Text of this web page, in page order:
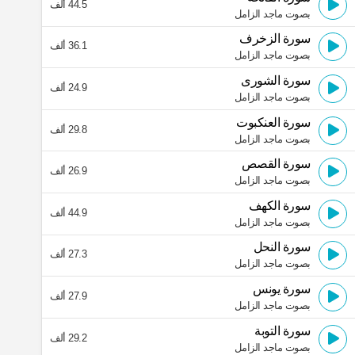
بصوت ماجد الزامل
44.5 ألف
سورة الزخرف
بصوت ماجد الزامل
36.1 ألف
سورة الشورى
بصوت ماجد الزامل
24.9 ألف
سورة العنكبوت
بصوت ماجد الزامل
29.8 ألف
سورة القصص
بصوت ماجد الزامل
26.9 ألف
سورة الكهف
بصوت ماجد الزامل
44.9 ألف
سورة النحل
بصوت ماجد الزامل
27.3 ألف
سورة يونس
بصوت ماجد الزامل
27.9 ألف
سورة التوبة
بصوت ماجد الزامل
29.2 ألف